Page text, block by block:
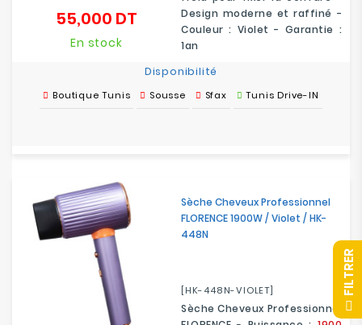
Design moderne et raffiné -
Couleur : Violet - Garantie :
1an
55,000 DT
En stock
Disponibilité
Boutique Tunis Sousse Sfax Tunis Drive-IN
Sèche Cheveux Professionnel
FLORENCE 1900W / Violet / HK-
448N
[HK-448N-VIOLET]
Sèche Cheveux Professionnel
R